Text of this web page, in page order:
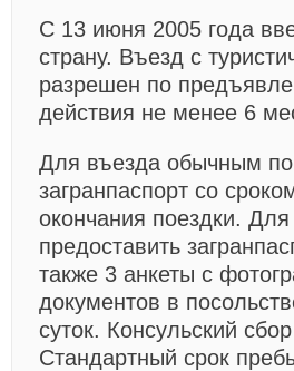
С 13 июня 2005 года
страну. Въезд с
разрешен по
действия не менее 6
Для въезда обычным
загранпаспорт со
окончания поездки.
предоставить
также 3 анкеты с
документов в
суток. Консульский
Стандартный срок